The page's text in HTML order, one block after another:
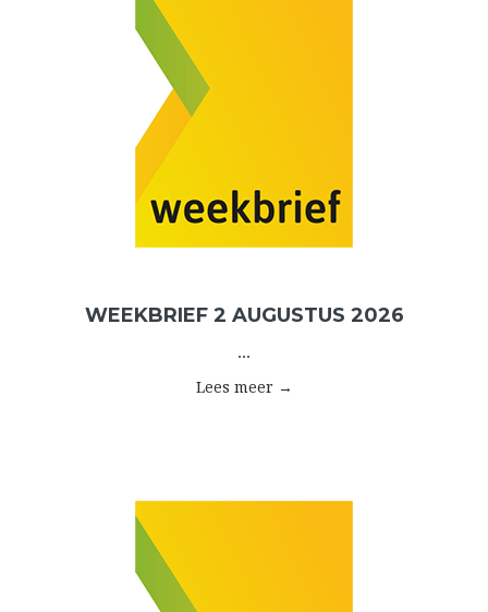
WEEKBRIEF 2 AUGUSTUS 2026
...
Lees meer →